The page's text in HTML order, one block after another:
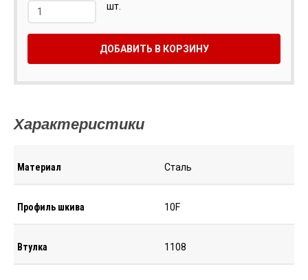
шт.
ДОБАВИТЬ В КОРЗИНУ
Характеристики
Материал Сталь
Профиль шкива 10F
Втулка 1108